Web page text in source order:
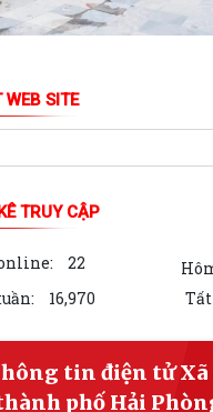
sỹ 27/07
chủ động ứng phó với bão số
2 cấp
mẽ về tư duy để Hải
bộ các giải pháp, hướng tới
cao tuổi
WEB SITE
TRUY CẬP
22
16,970 Tất
tin điện tử
phố Hải